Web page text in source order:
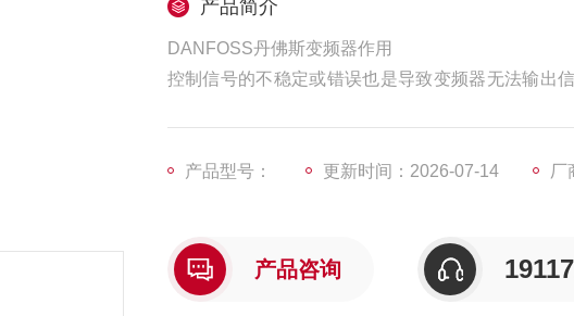
产品简介
DANFOSS丹佛斯变频器作用
控制信号的不稳定或错误也是导致变频器无法输出
好，信号是否稳定，以及控制器是否工作正常。
产品型号： 更新时间：2026-07-14 厂
产品咨询